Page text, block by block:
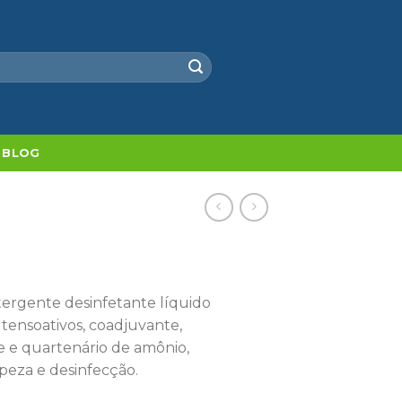
BLOG
desinfetante líquido
coadjuvante,
e quartenário de amônio,
e desinfecção.